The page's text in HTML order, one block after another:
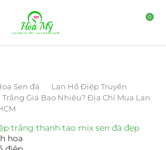
0
Sen đá
Lan Hồ Điệp Truyền
Giá Bao Nhiêu? Địa Chỉ Mua Lan